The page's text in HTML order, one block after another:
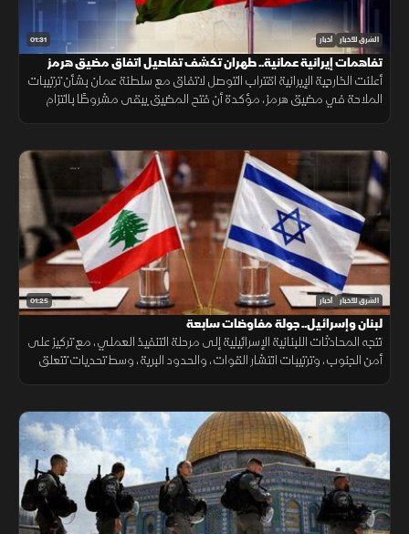
01:31 الشرق للأخبار أخبار
تفاهمات إيرانية عمانية.. طهران تكشف تفاصيل اتفاق مضيق هرمز
أعلنت الخارجية الإيرانية اقتراب التوصل لاتفاق مع سلطنة عمان بشأن ترتيبات
الملاحة في مضيق هرمز، مؤكدة أن فتح المضيق يبقى مشروطًا بالتزام
01:25 الشرق للأخبار أخبار
لبنان وإسرائيل.. جولة مفاوضات سابعة
تتجه المحادثات اللبنانية الإسرائيلية إلى مرحلة التنفيذ العملي، مع تركيز على
أمن الجنوب، وترتيبات انتشار القوات، والحدود البرية، وسط تحديات تتعلق